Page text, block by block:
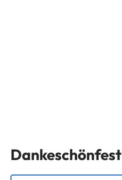
Dankeschönfest